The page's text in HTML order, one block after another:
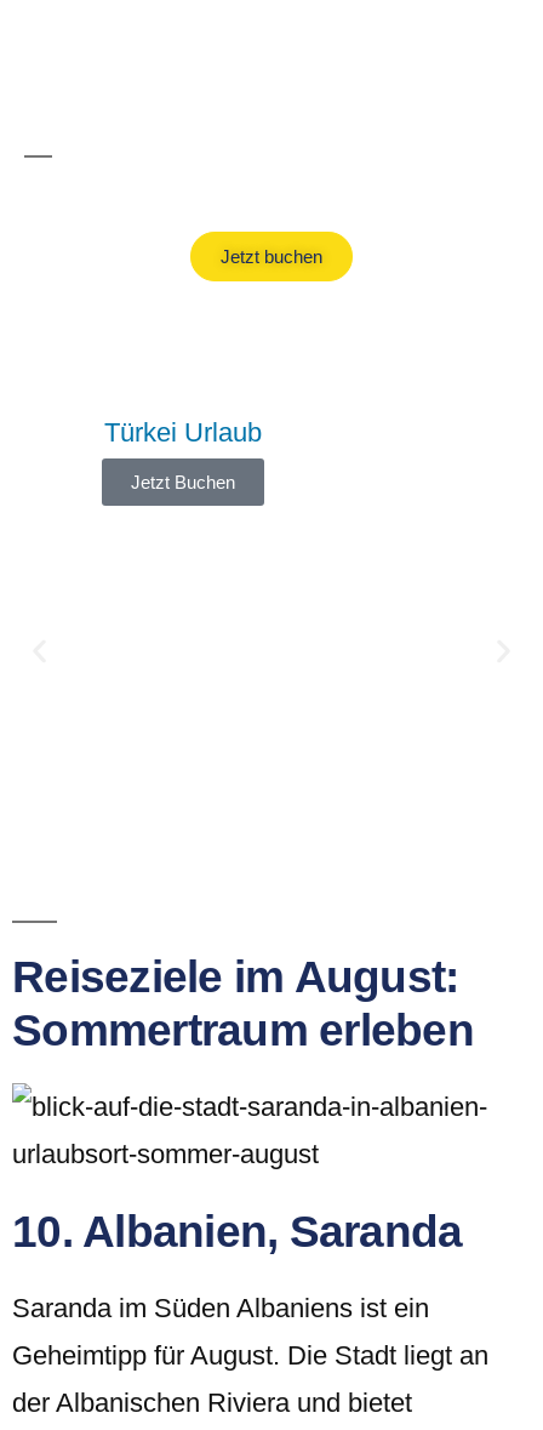
Jetzt buchen
Türkei Urlaub
Jetzt Buchen
Reiseziele im August:
Sommertraum erleben
10. Albanien, Saranda
Saranda im Süden Albaniens ist ein
Geheimtipp für August. Die Stadt liegt an
der Albanischen Riviera und bietet